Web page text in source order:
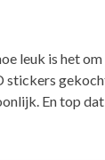
leuk is het
stickers
En top